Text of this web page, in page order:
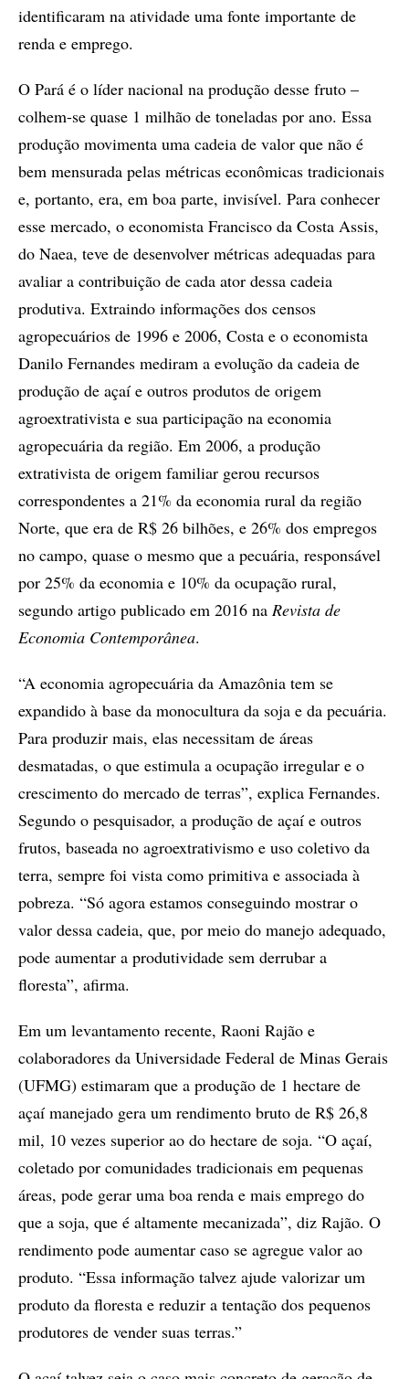
identificaram na atividade uma fonte importante de
renda e emprego.
O Pará é o líder nacional na produção desse fruto –
colhem-se quase 1 milhão de toneladas por ano. Essa
produção movimenta uma cadeia de valor que não é
bem mensurada pelas métricas econômicas tradicionais
e, portanto, era, em boa parte, invisível. Para conhecer
esse mercado, o economista Francisco da Costa Assis,
do Naea, teve de desenvolver métricas adequadas para
avaliar a contribuição de cada ator dessa cadeia
produtiva. Extraindo informações dos censos
agropecuários de 1996 e 2006, Costa e o economista
Danilo Fernandes mediram a evolução da cadeia de
produção de açaí e outros produtos de origem
agroextrativista e sua participação na economia
agropecuária da região. Em 2006, a produção
extrativista de origem familiar gerou recursos
correspondentes a 21% da economia rural da região
Norte, que era de R$ 26 bilhões, e 26% dos empregos
no campo, quase o mesmo que a pecuária, responsável
por 25% da economia e 10% da ocupação rural,
segundo artigo publicado em 2016 na Revista de
Economia Contemporânea.
“A economia agropecuária da Amazônia tem se
expandido à base da monocultura da soja e da pecuária.
Para produzir mais, elas necessitam de áreas
desmatadas, o que estimula a ocupação irregular e o
crescimento do mercado de terras”, explica Fernandes.
Segundo o pesquisador, a produção de açaí e outros
frutos, baseada no agroextrativismo e uso coletivo da
terra, sempre foi vista como primitiva e associada à
pobreza. “Só agora estamos conseguindo mostrar o
valor dessa cadeia, que, por meio do manejo adequado,
pode aumentar a produtividade sem derrubar a
floresta”, afirma.
Em um levantamento recente, Raoni Rajão e
colaboradores da Universidade Federal de Minas Gerais
(UFMG) estimaram que a produção de 1 hectare de
açaí manejado gera um rendimento bruto de R$ 26,8
mil, 10 vezes superior ao do hectare de soja. “O açaí,
coletado por comunidades tradicionais em pequenas
áreas, pode gerar uma boa renda e mais emprego do
que a soja, que é altamente mecanizada”, diz Rajão. O
rendimento pode aumentar caso se agregue valor ao
produto. “Essa informação talvez ajude valorizar um
produto da floresta e reduzir a tentação dos pequenos
produtores de vender suas terras.”